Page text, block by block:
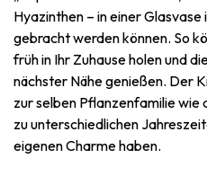
Hyazinthen – in einer Glasvase
gebracht werden können. So
früh in Ihr Zuhause holen und
nächster Nähe genießen. Der
zur selben Pflanzenfamilie wie
zu unterschiedlichen
eigenen Charme haben.